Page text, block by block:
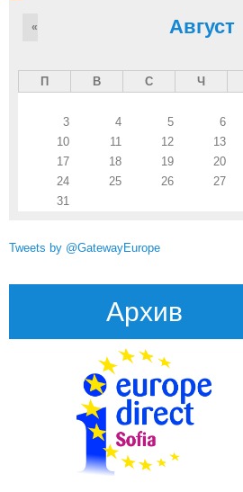
Август
«
П В С Ч
3
4 5 6
10
11 12 13
17
18 19 20
24
25 26 27
31
Tweets by @GatewayEurope
Архив